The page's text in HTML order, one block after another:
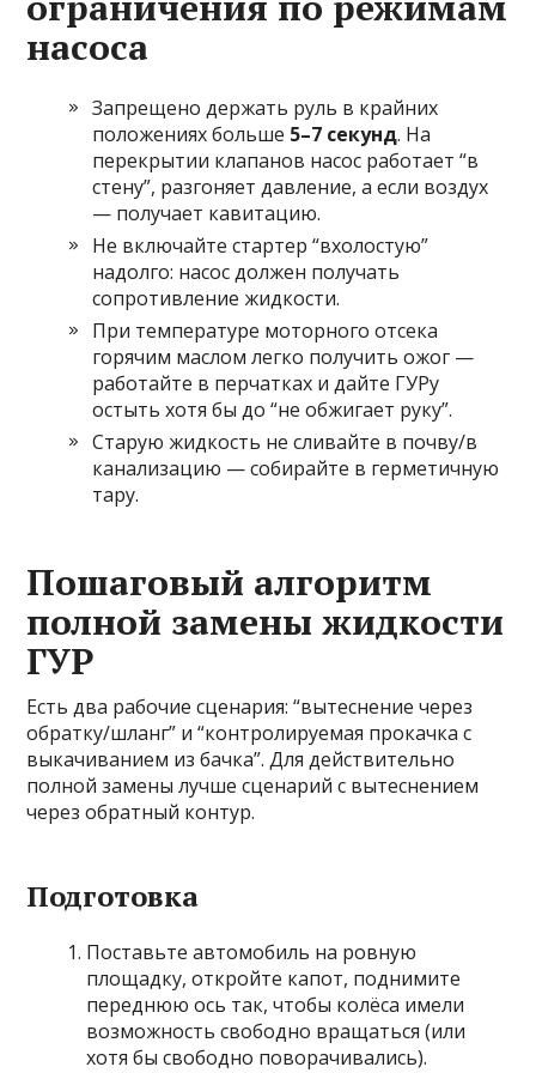
насоса
Запрещено держать руль в крайних
положениях больше 5–7 секунд. На
перекрытии клапанов насос работает “в
стену”, разгоняет давление, а если воздух
— получает кавитацию.
Не включайте стартер “вхолостую”
надолго: насос должен получать
сопротивление жидкости.
При температуре моторного отсека
горячим маслом легко получить ожог —
работайте в перчатках и дайте ГУРу
остыть хотя бы до “не обжигает руку”.
Старую жидкость не сливайте в почву/в
канализацию — собирайте в герметичную
тару.
Пошаговый алгоритм
полной замены жидкости
ГУР
Есть два рабочие сценария: “вытеснение через
обратку/шланг” и “контролируемая прокачка с
выкачиванием из бачка”. Для действительно
полной замены лучше сценарий с вытеснением
через обратный контур.
Подготовка
Поставьте автомобиль на ровную
площадку, откройте капот, поднимите
переднюю ось так, чтобы колёса имели
возможность свободно вращаться (или
хотя бы свободно поворачивались).